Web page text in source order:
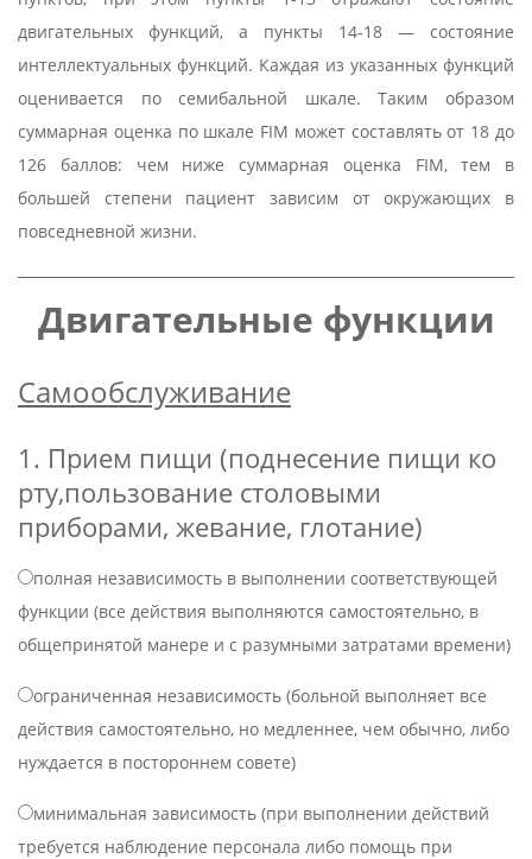
двигательных функций, а пункты 14-18 — состояние
интеллектуальных функций. Каждая из указанных функций
оценивается по семибальной шкале. Таким образом
суммарная оценка по шкале FIM может составлять от 18 до
126 баллов: чем ниже суммарная оценка FIM, тем в
большей степени пациент зависим от окружающих в
повседневной жизни.
Двигательные функции
Самообслуживание
1. Прием пищи (поднесение пищи ко
рту,пользование столовыми
приборами, жевание, глотание)
полная независимость в выполнении соответствующей
функции (все действия выполняются самостоятельно, в
общепринятой манере и с разумными затратами времени)
ограниченная независимость (больной выполняет все
действия самостоятельно, но медленнее, чем обычно, либо
нуждается в постороннем совете)
минимальная зависимость (при выполнении действий
требуется наблюдение персонала либо помощь при